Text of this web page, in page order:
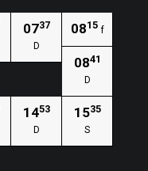
0737
D
0815 f
0841
D
1453
D
1535
S